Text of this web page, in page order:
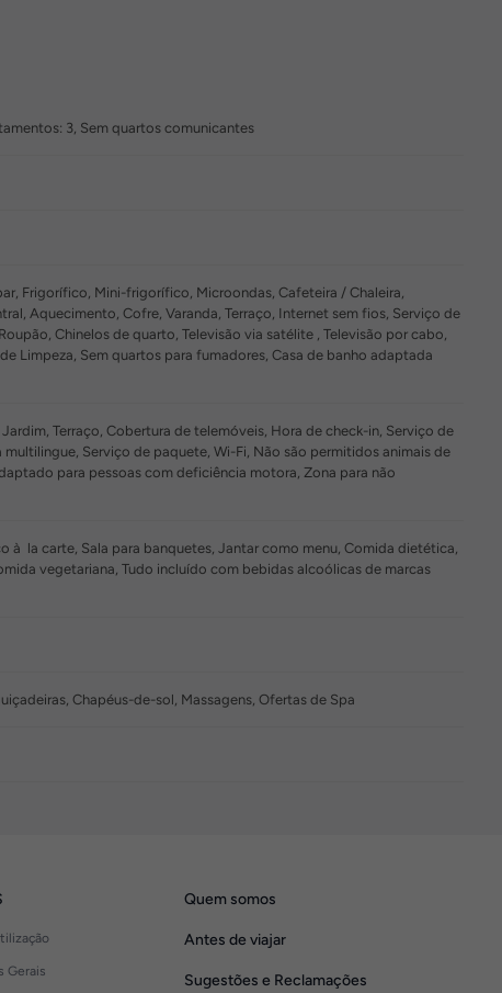
3, Sem quartos comunicantes
Frigorífico, Mini-frigorífico, Microondas, Cafeteira / Chaleira,
Aquecimento, Cofre, Varanda, Terraço, Internet sem fios, Serviço de
Chinelos de quarto, Televisão via satélite , Televisão por cabo,
Limpeza, Sem quartos para fumadores, Casa de banho adaptada
Terraço, Cobertura de telemóveis, Hora de check-in, Serviço de
Serviço de paquete, Wi-Fi, Não são permitidos animais de
para pessoas com deficiência motora, Zona para não
la carte, Sala para banquetes, Jantar como menu, Comida dietética,
vegetariana, Tudo incluído com bebidas alcoólicas de marcas
Chapéus-de-sol, Massagens, Ofertas de Spa
Gerais
Quem somos
Antes de viajar
Sugestões e Reclamações